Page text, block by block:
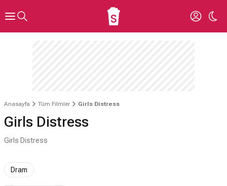
Anasayfa Tüm Filmler Girls Distress
Girls Distress
Girls Distress
Dram